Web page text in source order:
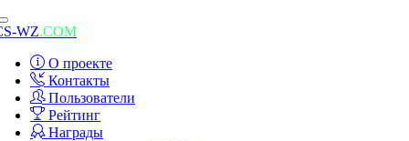
Toggle
navigation
WZ.COM
О проекте
Контакты
Пользователи
Рейтинг
Награды